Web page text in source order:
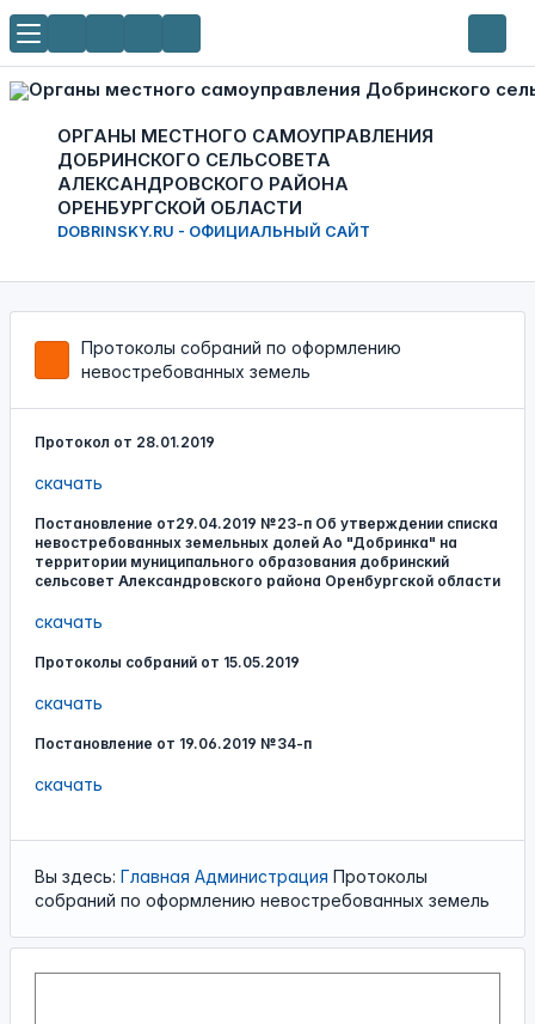
ОРГАНЫ МЕСТНОГО САМОУПРАВЛЕНИЯ
ДОБРИНСКОГО СЕЛЬСОВЕТА
АЛЕКСАНДРОВСКОГО РАЙОНА
ОРЕНБУРГСКОЙ ОБЛАСТИ
DOBRINSKY.RU - ОФИЦИАЛЬНЫЙ САЙТ
Протоколы собраний по оформлению
невостребованных земель
Протокол от 28.01.2019
скачать
Постановление от29.04.2019 №23-п Об утверждении списка
невостребованных земельных долей Ао "Добринка" на
территории муниципального образования добринский
сельсовет Александровского района Оренбургской области
скачать
Протоколы собраний от 15.05.2019
скачать
Постановление от 19.06.2019 №34-п
скачать
Вы здесь: Главная Администрация Протоколы
собраний по оформлению невостребованных земель